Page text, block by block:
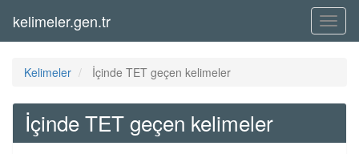
Menü
kelimeler.gen.tr
Kelimeler İçinde TET geçen kelimeler
İçinde TET geçen kelimeler